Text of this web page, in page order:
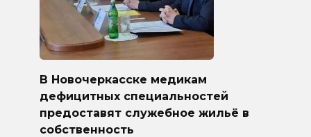
В Новочеркасске медикам
дефицитных специальностей
предоставят служебное жильё в
собственность